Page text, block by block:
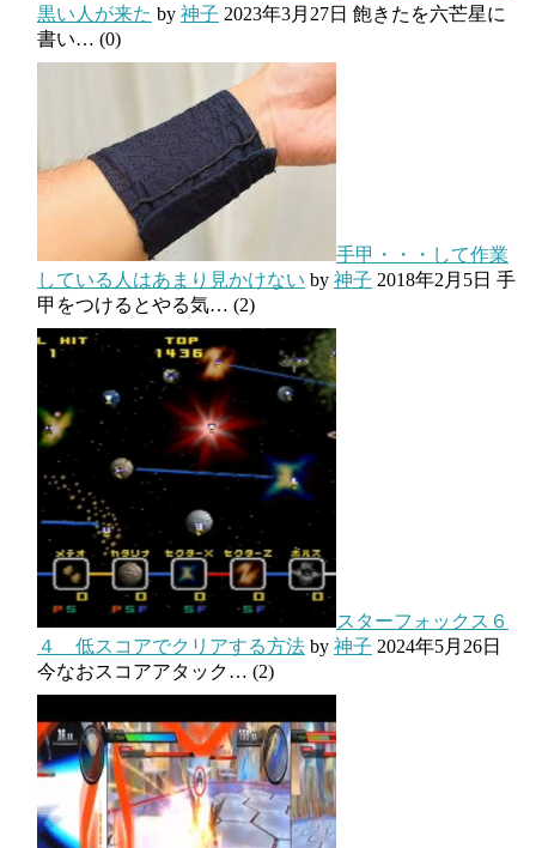
黒い人が来た by 神子 2023年3月27日 飽きたを六芒星に
書い… (0)
手甲・・・して作業
している人はあまり見かけない by 神子 2018年2月5日 手
甲をつけるとやる気… (2)
スターフォックス６
４ 低スコアでクリアする方法 by 神子 2024年5月26日
今なおスコアアタック… (2)